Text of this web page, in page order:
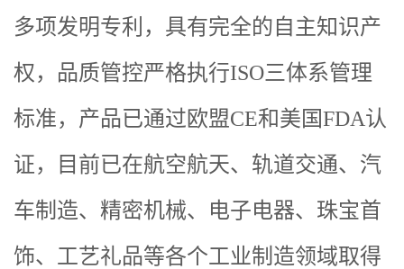
多项发明专利，具有完全的自主知识产
权，品质管控严格执行ISO三体系管理
标准，产品已通过欧盟CE和美国FDA认
证，目前已在航空航天、轨道交通、汽
车制造、精密机械、电子电器、珠宝首
饰、工艺礼品等各个工业制造领域取得